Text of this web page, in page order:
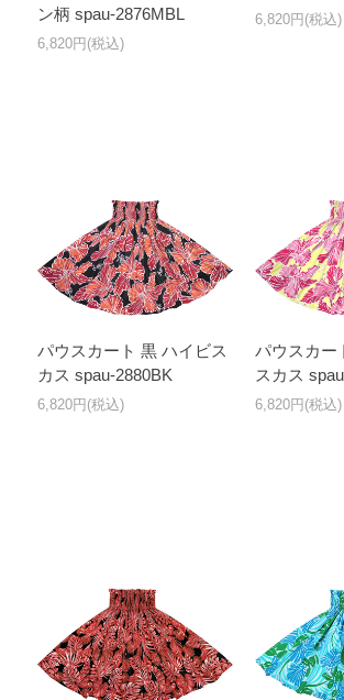
ン柄 spau-2876MBL
6,820円(税込)
6,820円(税込)
パウスカート 黒 ハイビス
カス spau-2880BK
6,820円(税込)
パウスカー
スカス
6,820円(税込)